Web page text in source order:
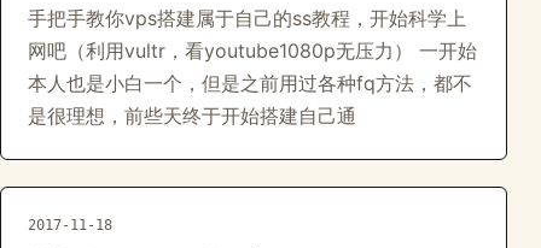
手把手教你vps搭建属于自己的ss教程，开始科学上
网吧（利用vultr，看youtube1080p无压力） ​​一开始
本人也是小白一个，但是之前用过各种fq方法，都不
是很理想，前些天终于开始搭建自己通
2017-11-18